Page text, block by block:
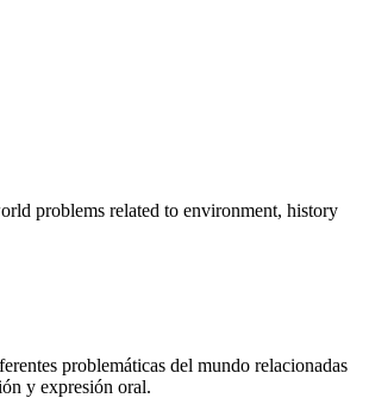
problems related to environment, history
problemáticas del mundo relacionadas
y expresión oral.